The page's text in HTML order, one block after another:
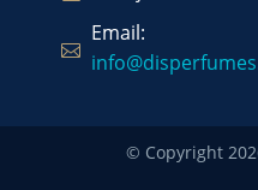
Email:
© Copyright